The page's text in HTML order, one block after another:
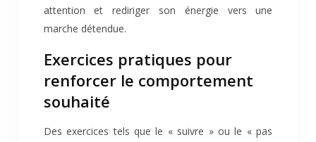
attention et rediriger son énergie vers une
marche détendue.
Exercices pratiques pour
renforcer le comportement
souhaité
Des exercices tels que le « suivre » ou le « pas